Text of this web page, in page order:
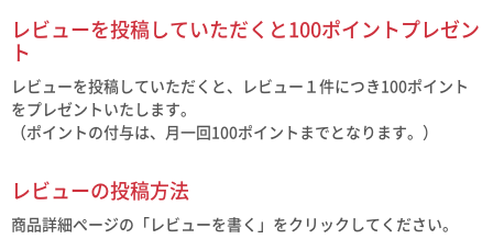
レビューを投稿していただくと100ポイントプレゼン
ト
レビューを投稿していただくと、レビュー１件につき100ポイント
をプレゼントいたします。
（ポイントの付与は、月一回100ポイントまでとなります。）
レビューの投稿方法
商品詳細ページの「レビューを書く」をクリックしてください。